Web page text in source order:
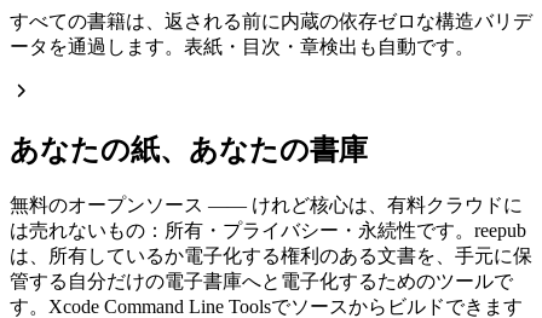
すべての書籍は、返される前に内蔵の依存ゼロな構造バリデ
ータを通過します。表紙・目次・章検出も自動です。
あなたの紙、あなたの書庫
無料のオープンソース —— けれど核心は、有料クラウドに
は売れないもの：所有・プライバシー・永続性です。reepub
は、所有しているか電子化する権利のある文書を、手元に保
管する自分だけの電子書庫へと電子化するためのツールで
す。Xcode Command Line Toolsでソースからビルドできます